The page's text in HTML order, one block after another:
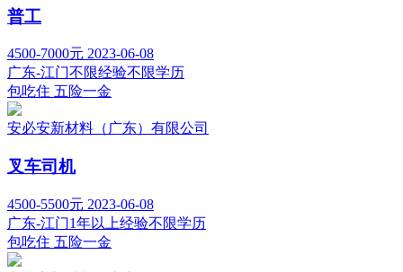
普工
4500-7000元 2023-06-08
广东-江门不限经验不限学历
包吃住 五险一金
安必安新材料（广东）有限公司
叉车司机
4500-5500元 2023-06-08
广东-江门1年以上经验不限学历
包吃住 五险一金